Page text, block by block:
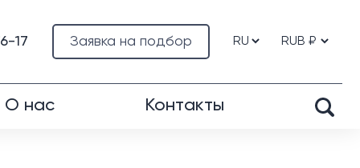
Заявка на подбор
17
О нас Контакты